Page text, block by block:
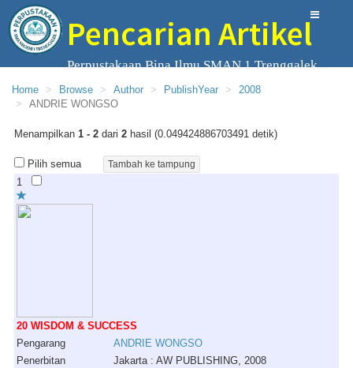
Pencarian Artikel
Perpustakaan Bina Ilmu SMAN 1 Trenggalek
Home Browse Author PublishYear
2008
ANDRIE WONGSO
Menampilkan 1 - 2 dari 2 hasil (0.049424886703491 detik)
Pilih semua
1
20 WISDOM & SUCCESS
Pengarang
ANDRIE WONGSO
Penerbitan
Jakarta : AW PUBLISHING, 2008